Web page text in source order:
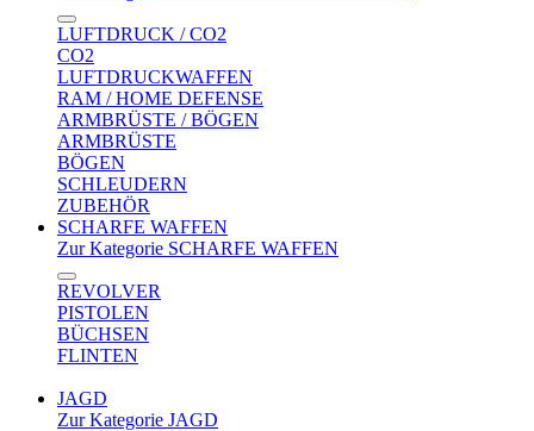
LUFTDRUCK / CO2
CO2
LUFTDRUCKWAFFEN
RAM / HOME DEFENSE
ARMBRÜSTE / BÖGEN
ARMBRÜSTE
BÖGEN
SCHLEUDERN
ZUBEHÖR
SCHARFE WAFFEN
Zur Kategorie SCHARFE WAFFEN
REVOLVER
PISTOLEN
BÜCHSEN
FLINTEN
JAGD
Zur Kategorie JAGD